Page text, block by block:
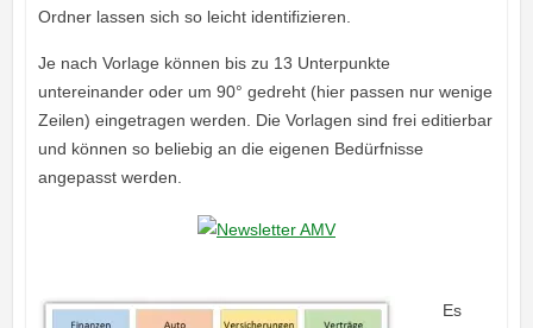
Ordner lassen sich so leicht identifizieren.
Je nach Vorlage können bis zu 13 Unterpunkte
untereinander oder um 90° gedreht (hier passen nur wenige
Zeilen) eingetragen werden. Die Vorlagen sind frei editierbar
und können so beliebig an die eigenen Bedürfnisse
angepasst werden.
Es